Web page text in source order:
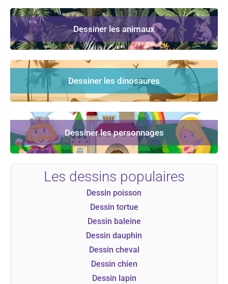
Dessiner les animaux
Dessiner les dinosaures
Dessiner les personnages
Les dessins populaires
Dessin poisson
Dessin tortue
Dessin baleine
Dessin dauphin
Dessin cheval
Dessin chien
Dessin lapin